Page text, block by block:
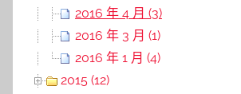
2016 年 4 月 (3)
2016 年 3 月 (1)
2016 年 1 月 (4)
2015 (12)